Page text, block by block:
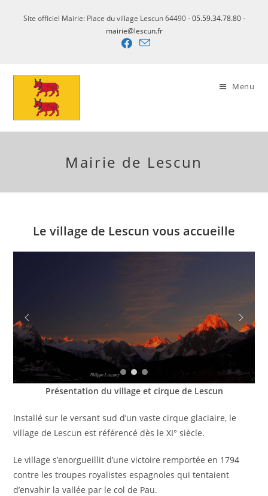
Site officiel Mairie: Place du village Lescun 64490 -05.59.34.78.80-
mairie@lescun.fr
Menu
Mairie de Lescun
Le village de Lescun vous accueille
Présentation du village et cirque de Lescun
Installé sur le versant sud d’un vaste cirque glaciaire, le
village de Lescun est référencé dès le XI° siècle.
Le village s’enorgueillit d’une victoire remportée en 1794
contre les troupes royalistes espagnoles qui tentaient
d’envahir la vallée par le col de Pau.